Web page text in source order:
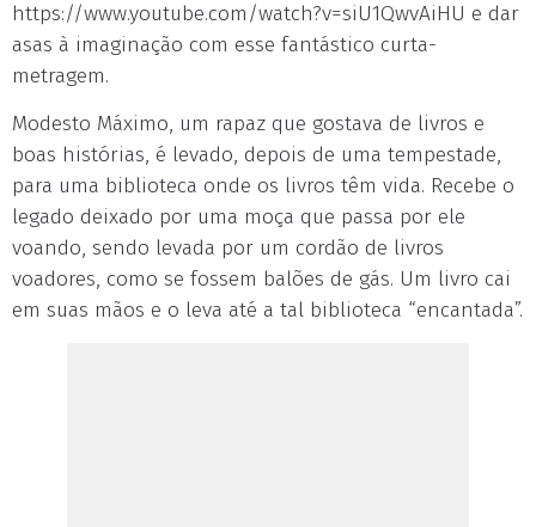
https://www.youtube.com/watch?v=siU1QwvAiHU e dar
asas à imaginação com esse fantástico curta-
metragem.
Modesto Máximo, um rapaz que gostava de livros e
boas histórias, é levado, depois de uma tempestade,
para uma biblioteca onde os livros têm vida. Recebe o
legado deixado por uma moça que passa por ele
voando, sendo levada por um cordão de livros
voadores, como se fossem balões de gás. Um livro cai
em suas mãos e o leva até a tal biblioteca “encantada”.